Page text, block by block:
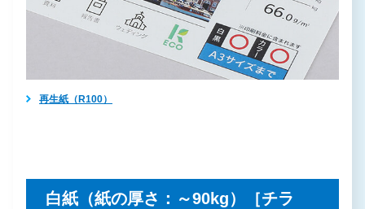
再生紙（R100）
白紙（紙の厚さ：～90kg）［チラ